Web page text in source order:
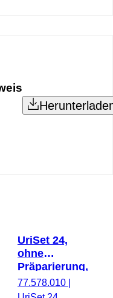
UriSet 24,
ohne
Präparierung,
3 l, mit Urin-
Monovette®
77.578.010